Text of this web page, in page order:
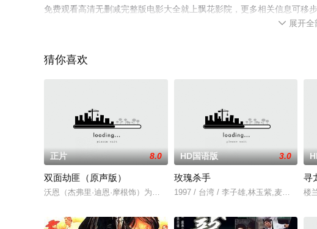
免费观看高清无删减完整版电影大全就上飘花影院，更多相关信息可移
 展开全
猜你喜欢
正片 8.0
双面劫匪（原声版）
沃恩（杰弗里·迪恩·摩根饰）为挽救病重女儿被迫成劫匪，与搭档（戴夫·巴蒂
HD国语版 3.0
玫瑰杀手
1997 / 台湾 / 李子雄,林玉紫,麦德罗,初
寻
楼